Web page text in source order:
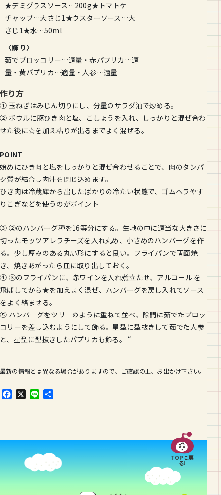
★デミグラスソース…200g★トマトケ
チャップ…大さじ1★ウスターソース…大
さじ1★水…50ml
〈飾り〉
茹でブロッコリー…適量・赤パプリカ…適
量・黄パプリカ…適量・人参…適量
作り方
① 玉ねぎはみじん切りにし、分量のサラダ油で炒める。
② ボウルに豚ひき肉と塩、こしょうを入れ、しっかりと混ぜ合わ
せた後に☆を加え粘りが出るまでよく混ぜる。
POINT
始めにひき肉と塩をしっかりと混ぜ合わせることで、肉のタンパ
ク質が結合し肉汁を閉じ込めます。
ひき肉は冷蔵庫から出したばかりの冷たい状態で、ゴムヘラやす
りこぎなどを使うのがポイント
③ ②のハンバーグ種を16等分にする。生地の中に適当な大きさに
切ったモッツアレラチーズを入れ丸め、小さめのハンバーグを作
る。少し厚みのある丸い形にすると良い。フライパンで両面焼
き、焼きあがったら皿に取り出しておく。
④ ③のフライパンに、赤ワインを入れ煮立たせ、アルコール を
飛ばしてから★を加えよく混ぜ、ハンバーグを戻し入れてソース
をよく絡ませる。
⑤ ハンバーグをツリーのように重ねて並べ、隙間に茹でたブロッ
コリーを差し込むようにして飾る。星型に型抜きして茹でた人参
と、星型に型抜きしたパプリカも飾る。 “
最新の情報とは異なる場合がありますので、ご確認の上、お出かけ下さい。
F
o
o
k
X
L
TOPに戻
る!